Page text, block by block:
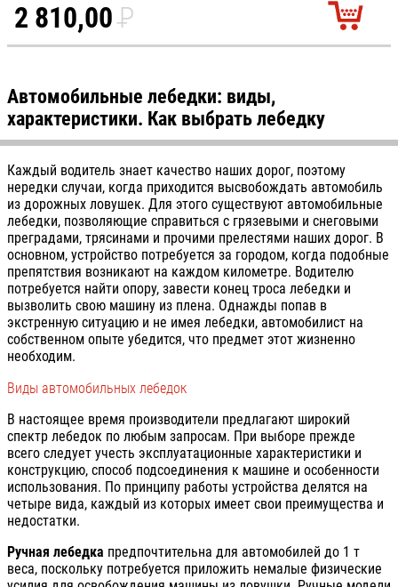
2 810,00P
УБ.
Автомобильные лебедки: виды,
характеристики. Как выбрать лебедку
Каждый водитель знает качество наших дорог, поэтому
нередки случаи, когда приходится высвобождать автомобиль
из дорожных ловушек. Для этого существуют автомобильные
лебедки, позволяющие справиться с грязевыми и снеговыми
преградами, трясинами и прочими прелестями наших дорог. В
основном, устройство потребуется за городом, когда подобные
препятствия возникают на каждом километре. Водителю
потребуется найти опору, завести конец троса лебедки и
вызволить свою машину из плена. Однажды попав в
экстренную ситуацию и не имея лебедки, автомобилист на
собственном опыте убедится, что предмет этот жизненно
необходим.
Виды автомобильных лебедок
В настоящее время производители предлагают широкий
спектр лебедок по любым запросам. При выборе прежде
всего следует учесть эксплуатационные характеристики и
конструкцию, способ подсоединения к машине и особенности
использования. По принципу работы устройства делятся на
четыре вида, каждый из которых имеет свои преимущества и
недостатки.
Ручная лебедка предпочтительна для автомобилей до 1 т
веса, поскольку потребуется приложить немалые физические